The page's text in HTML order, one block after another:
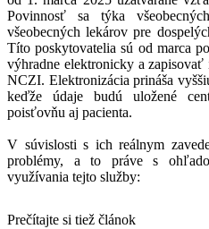
Povinnosť sa týka
všeobecných lekárov pre
Títo poskytovatelia sú od marca
výhradne elektronicky a
NCZI. Elektronizácia prináša
keďže údaje budú uložené
poisťovňu aj pacienta.
V súvislosti s ich reálnym
problémy, a to práve s
využívania tejto služby:
Prečítajte si tiež článok